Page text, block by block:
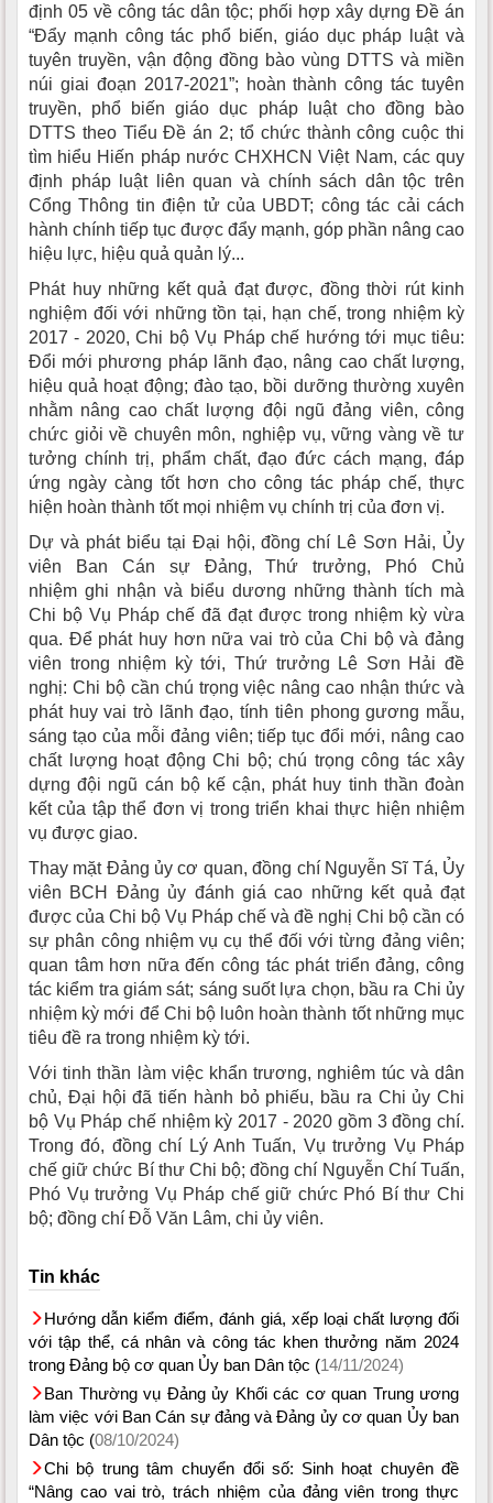
định 05 về công tác dân tộc; phối hợp xây dựng Đề án
“Đẩy mạnh công tác phổ biến, giáo dục pháp luật và
tuyên truyền, vận động đồng bào vùng DTTS và miền
núi giai đoạn 2017-2021”; hoàn thành công tác tuyên
truyền, phổ biến giáo dục pháp luật cho đồng bào
DTTS theo Tiểu Đề án 2; tổ chức thành công cuộc thi
tìm hiểu Hiến pháp nước CHXHCN Việt Nam, các quy
định pháp luật liên quan và chính sách dân tộc trên
Cổng Thông tin điện tử của UBDT; công tác cải cách
hành chính tiếp tục được đẩy mạnh, góp phần nâng cao
hiệu lực, hiệu quả quản lý...
Phát huy những kết quả đạt được, đồng thời rút kinh
nghiệm đối với những tồn tại, hạn chế, trong nhiệm kỳ
2017 - 2020, Chi bộ Vụ Pháp chế hướng tới mục tiêu:
Đổi mới phương pháp lãnh đạo, nâng cao chất lượng,
hiệu quả hoạt động; đào tạo, bồi dưỡng thường xuyên
nhằm nâng cao chất lượng đội ngũ đảng viên, công
chức giỏi về chuyên môn, nghiệp vụ, vững vàng về tư
tưởng chính trị, phẩm chất, đạo đức cách mạng, đáp
ứng ngày càng tốt hơn cho công tác pháp chế, thực
hiện hoàn thành tốt mọi nhiệm vụ chính trị của đơn vị.
Dự và phát biểu tại Đại hội, đồng chí Lê Sơn Hải, Ủy
viên Ban Cán sự Đảng, Thứ trưởng, Phó Chủ
nhiệm ghi nhận và biểu dương những thành tích mà
Chi bộ Vụ Pháp chế đã đạt được trong nhiệm kỳ vừa
qua. Để phát huy hơn nữa vai trò của Chi bộ và đảng
viên trong nhiệm kỳ tới, Thứ trưởng Lê Sơn Hải đề
nghị: Chi bộ cần chú trọng việc nâng cao nhận thức và
phát huy vai trò lãnh đạo, tính tiên phong gương mẫu,
sáng tạo của mỗi đảng viên; tiếp tục đổi mới, nâng cao
chất lượng hoạt động Chi bộ; chú trọng công tác xây
dựng đội ngũ cán bộ kế cận, phát huy tinh thần đoàn
kết của tập thể đơn vị trong triển khai thực hiện nhiệm
vụ được giao.
Thay mặt Đảng ủy cơ quan, đồng chí Nguyễn Sĩ Tá, Ủy
viên BCH Đảng ủy đánh giá cao những kết quả đạt
được của Chi bộ Vụ Pháp chế và đề nghị Chi bộ cần có
sự phân công nhiệm vụ cụ thể đối với từng đảng viên;
quan tâm hơn nữa đến công tác phát triển đảng, công
tác kiểm tra giám sát; sáng suốt lựa chọn, bầu ra Chi ủy
nhiệm kỳ mới để Chi bộ luôn hoàn thành tốt những mục
tiêu đề ra trong nhiệm kỳ tới.
Với tinh thần làm việc khẩn trương, nghiêm túc và dân
chủ, Đại hội đã tiến hành bỏ phiếu, bầu ra Chi ủy Chi
bộ Vụ Pháp chế nhiệm kỳ 2017 - 2020 gồm 3 đồng chí.
Trong đó, đồng chí Lý Anh Tuấn, Vụ trưởng Vụ Pháp
chế giữ chức Bí thư Chi bộ; đồng chí Nguyễn Chí Tuấn,
Phó Vụ trưởng Vụ Pháp chế giữ chức Phó Bí thư Chi
bộ; đồng chí Đỗ Văn Lâm, chi ủy viên.
Tin khác
Hướng dẫn kiểm điểm, đánh giá, xếp loại chất lượng đối
với tập thể, cá nhân và công tác khen thưởng năm 2024
trong Đảng bộ cơ quan Ủy ban Dân tộc (14/11/2024)
Ban Thường vụ Đảng ủy Khối các cơ quan Trung ương
làm việc với Ban Cán sự đảng và Đảng ủy cơ quan Ủy ban
Dân tộc (08/10/2024)
Chi bộ trung tâm chuyển đổi số: Sinh hoạt chuyên đề
“Nâng cao vai trò, trách nhiệm của đảng viên trong thực